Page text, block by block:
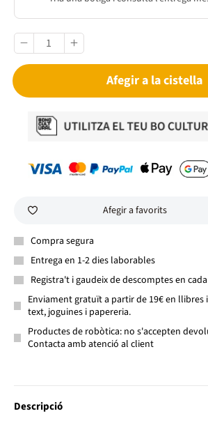
Afegir a la cistella
Afegir a favorits
Compra segura
Entrega en 1-2 dies laborables
Registra't i gaudeix de descomptes en
Enviament gratuït a partir de 19€ en llibres
text, joguines i papereria.
Productes de robòtica: no s'accepten
Contacta amb atenció al client
Descripció